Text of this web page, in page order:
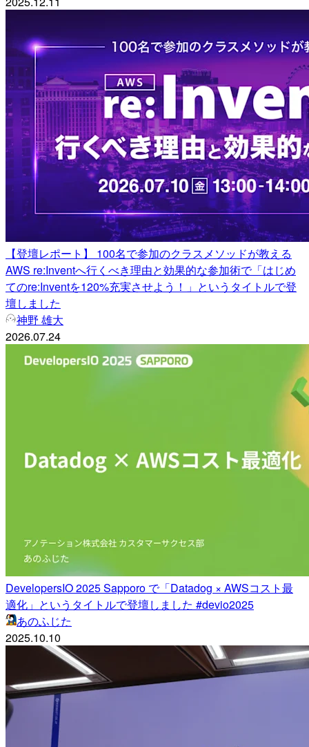
【登壇レポート】 100名で参加のクラスメソッドが教える
AWS re:Inventへ行くべき理由と効果的な参加術で「はじめ
てのre:Inventを120%充実させよう！」というタイトルで登
壇しました
神野 雄大
2026.07.24
DevelopersIO 2025 Sapporo で「Datadog × AWSコスト最
適化」というタイトルで登壇しました #devio2025
あのふじた
2025.10.10